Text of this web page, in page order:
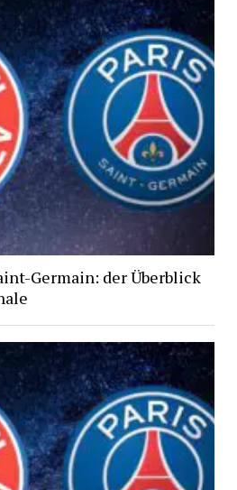
Germain: der Überblick